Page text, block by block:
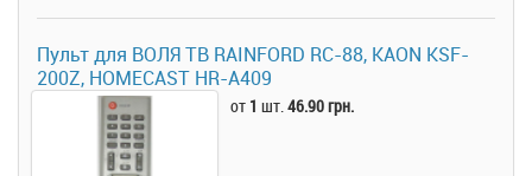
Пульт для ВОЛЯ ТВ RAINFORD RC-88, KАON KSF-
200Z, HOMECAST HR-A409
от 1 шт.46.90 грн.